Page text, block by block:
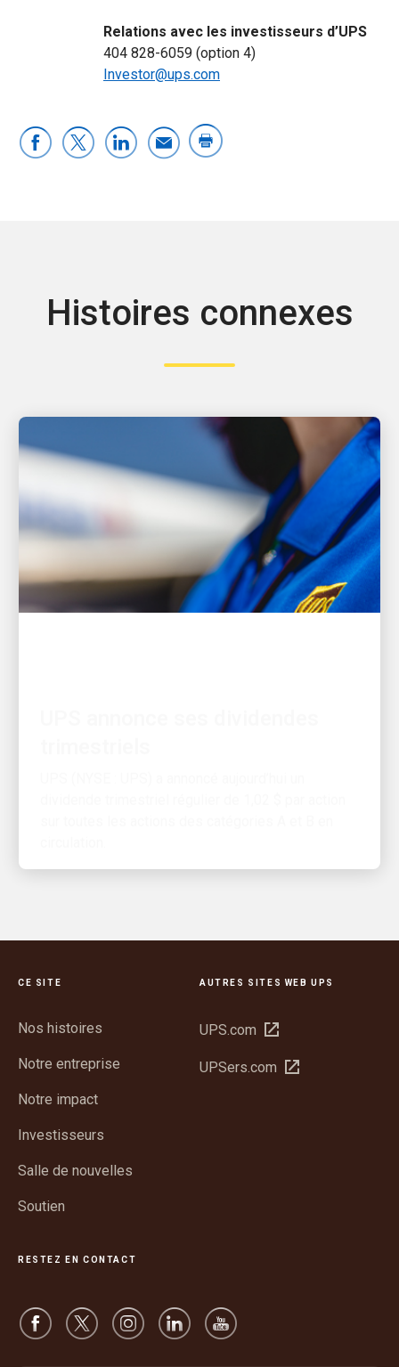
Relations avec les investisseurs d’UPS
404 828-6059 (option 4)
Investor@ups.com
Histoires connexes
CE SITE
Nos histoires
Notre entreprise
Notre impact
Investisseurs
Salle de nouvelles
Soutien
AUTRES SITES WEB UPS
UPS.com Ouvrir
une
UPSers.com Ouvrir
RESTEZ EN CONTACT